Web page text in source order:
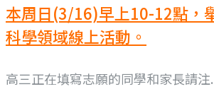
本周日(3/16)早上10-12點，
科學領域線上活動。
高三正在填寫志願的同學和家長請注